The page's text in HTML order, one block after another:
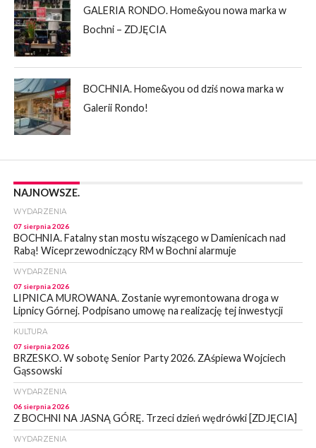
GALERIA RONDO. Home&you nowa marka w
Bochni – ZDJĘCIA
BOCHNIA. Home&you od dziś nowa marka w
Galerii Rondo!
NAJNOWSZE.
WYDARZENIA
07 sierpnia 2026
BOCHNIA. Fatalny stan mostu wiszącego w Damienicach nad
Rabą! Wiceprzewodniczący RM w Bochni alarmuje
WYDARZENIA
07 sierpnia 2026
LIPNICA MUROWANA. Zostanie wyremontowana droga w
Lipnicy Górnej. Podpisano umowę na realizację tej inwestycji
KULTURA
07 sierpnia 2026
BRZESKO. W sobotę Senior Party 2026. ZAśpiewa Wojciech
Gąssowski
WYDARZENIA
06 sierpnia 2026
Z BOCHNI NA JASNĄ GÓRĘ. Trzeci dzień wędrówki [ZDJĘCIA]
WYDARZENIA